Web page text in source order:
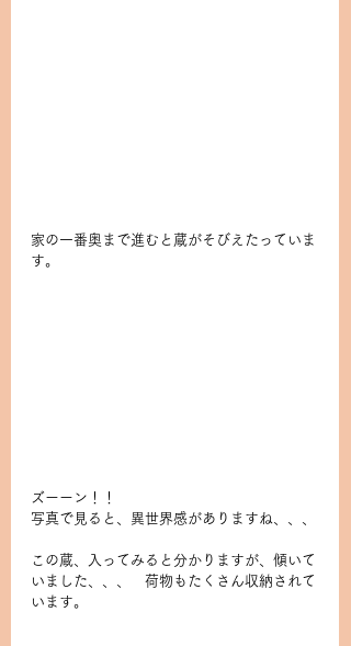
家の一番奥まで進むと蔵がそびえたっていま
す。
ズーーン！！
写真で見ると、異世界感がありますね、、、
この蔵、入ってみると分かりますが、傾いて
いました、、、　荷物もたくさん収納されて
います。